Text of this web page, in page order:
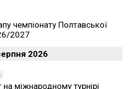
чемпіонату Полтавської
2027
2026
на міжнародному турнірі